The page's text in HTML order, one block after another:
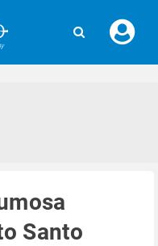
seu
Santo